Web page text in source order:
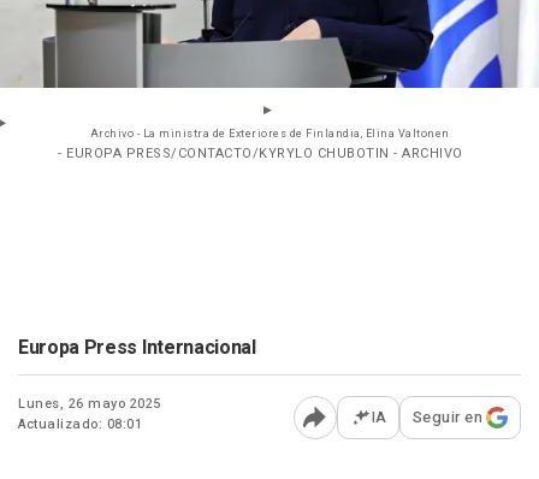
Archivo - La ministra de Exteriores de Finlandia, Elina Valtonen
- EUROPA PRESS/CONTACTO/KYRYLO CHUBOTIN - ARCHIVO
Europa Press Internacional
Lunes, 26 mayo 2025
Actualizado: 08:01
Abrir opciones para
IA Seguir en